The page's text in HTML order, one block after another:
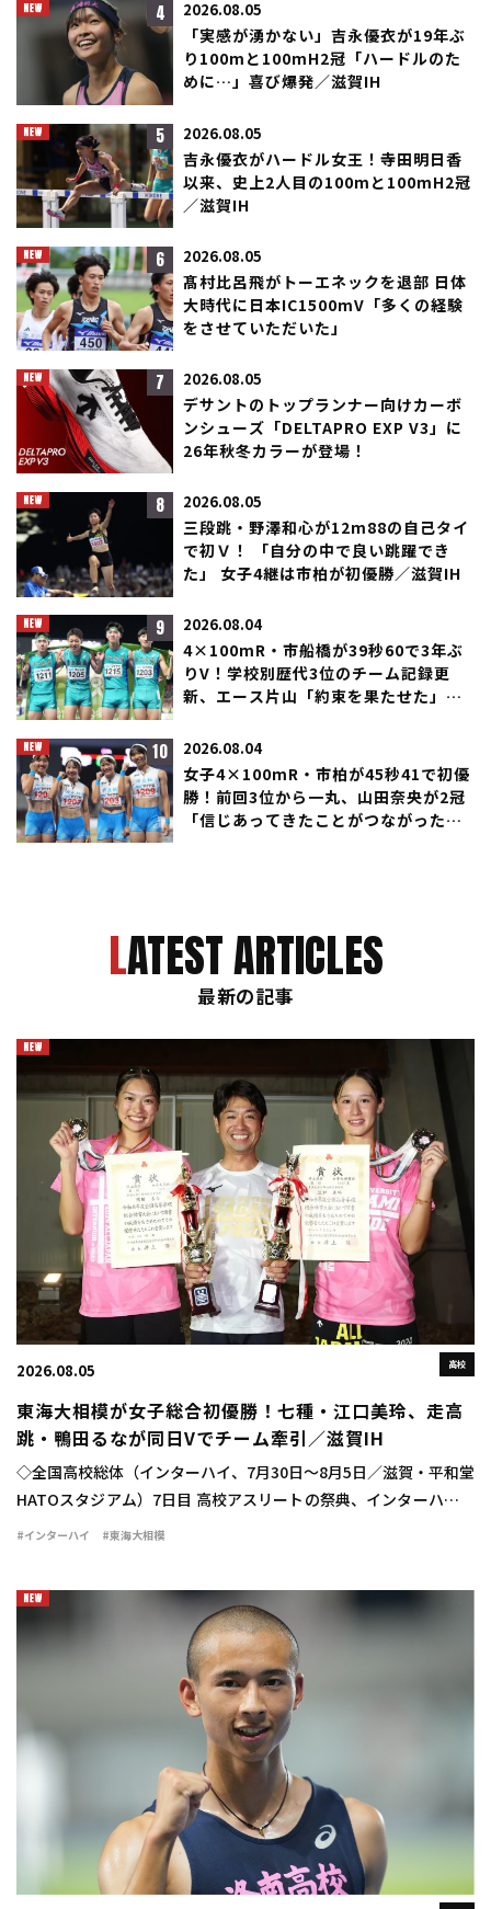
4 2026.08.05
「実感が湧かない」吉永優衣が19年ぶ
り100mと100mH2冠「ハードルのた
めに…」喜び爆発／滋賀IH
5 2026.08.05
吉永優衣がハードル女王！寺田明日香
以来、史上2人目の100mと100mH2冠
／滋賀IH
6 2026.08.05
髙村比呂飛がトーエネックを退部 日体
大時代に日本IC1500mV「多くの経験
をさせていただいた」
7 2026.08.05
デサントのトップランナー向けカーボ
ンシューズ「DELTAPRO EXP V3」に
26年秋冬カラーが登場！
8 2026.08.05
三段跳・野澤和心が12m88の自己タイ
で初Ｖ！ 「自分の中で良い跳躍でき
た」 女子4継は市柏が初優勝／滋賀IH
9 2026.08.04
4×100mR・市船橋が39秒60で3年ぶ
りV！学校別歴代3位のチーム記録更
新、エース片山「約束を果たせた」／
10 2026.08.04
女子4×100mR・市柏が45秒41で初優
勝！前回3位から一丸、山田奈央が2冠
「信じあってきたことがつながった」
LATEST ARTICLES
最新の記事
高校
2026.08.05
東海大相模が女子総合初優勝！七種・江口美玲、走高
跳・鴨田るなが同日Vでチーム牽引／滋賀IH
◇全国高校総体（インターハイ、7月30日～8月5日／滋賀・平和堂
HATOスタジアム）7日目 高校アスリートの祭典、インターハイが
行われ、学校対抗の女子は東海大相模（神奈川）が33点を獲得し
#インターハイ #東海大相模